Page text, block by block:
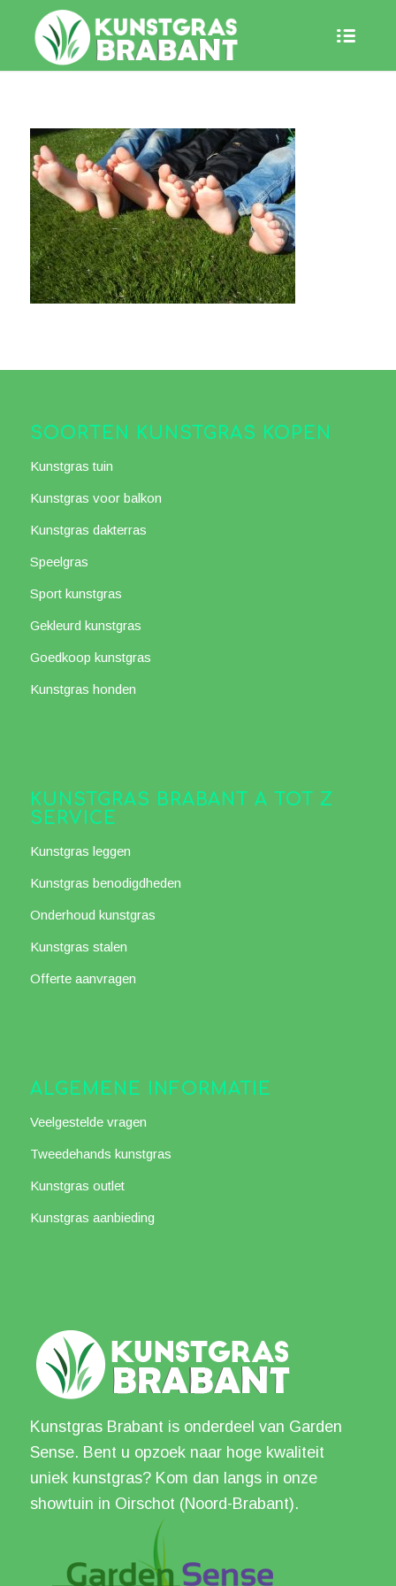
SOORTEN KUNSTGRAS KOPEN
Kunstgras tuin
Kunstgras voor balkon
Kunstgras dakterras
Speelgras
Sport kunstgras
Gekleurd kunstgras
Goedkoop kunstgras
Kunstgras honden
KUNSTGRAS BRABANT A TOT Z
SERVICE
Kunstgras leggen
Kunstgras benodigdheden
Onderhoud kunstgras
Kunstgras stalen
Offerte aanvragen
ALGEMENE INFORMATIE
Veelgestelde vragen
Tweedehands kunstgras
Kunstgras outlet
Kunstgras aanbieding
Kunstgras Brabant is onderdeel van Garden
Sense. Bent u opzoek naar hoge kwaliteit
uniek kunstgras? Kom dan langs in onze
showtuin in Oirschot (Noord-Brabant).